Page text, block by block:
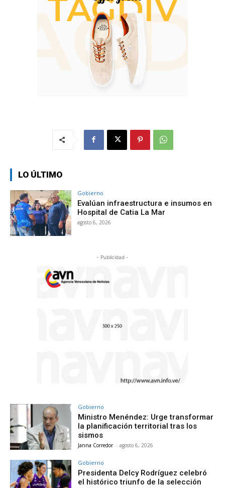
LO ÚLTIMO
Gobierno
Evalúan infraestructura e insumos en
Hospital de Catia La Mar
agosto 6, 2026
- Publicidad -
Gobierno
Ministro Menéndez: Urge transformar
la planificación territorial tras los
sismos
Janna Corredor - agosto 6, 2026
Gobierno
Presidenta Delcy Rodríguez celebró
el histórico triunfo de la selección